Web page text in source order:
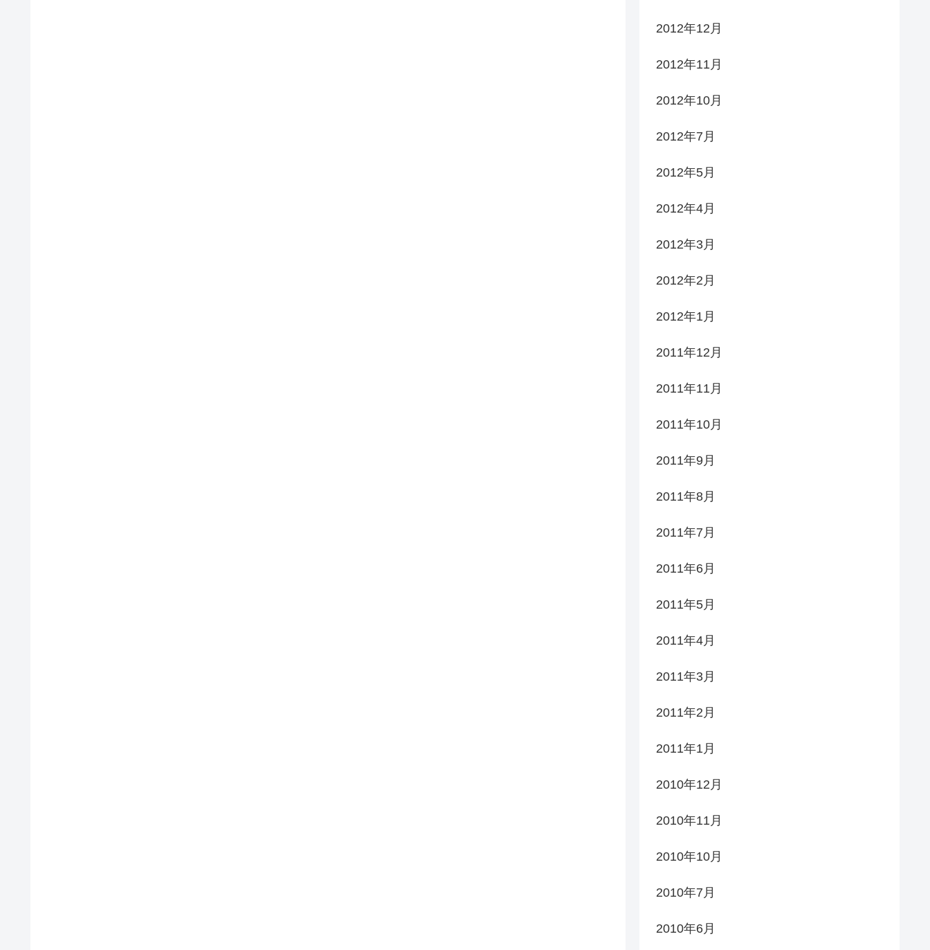
2012年12月
2012年11月
2012年10月
2012年7月
2012年5月
2012年4月
2012年3月
2012年2月
2012年1月
2011年12月
2011年11月
2011年10月
2011年9月
2011年8月
2011年7月
2011年6月
2011年5月
2011年4月
2011年3月
2011年2月
2011年1月
2010年12月
2010年11月
2010年10月
2010年7月
2010年6月